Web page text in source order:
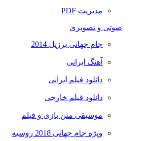
مدیریت PDF
صوتی و تصویری
جام جهانی برزیل 2014
آهنگ ایرانی
دانلود فیلم ایرانی
دانلود فیلم خارجی
موسیقی متن بازی و فیلم
ویژه جام جهانی 2018 روسیه